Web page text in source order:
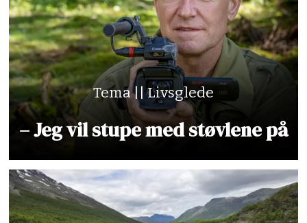
Tema || Livsglede
– Jeg vil stupe med støvlene på